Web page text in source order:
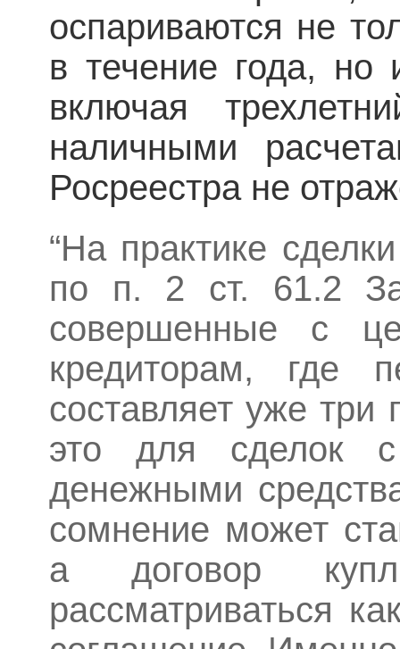
оспариваются не
в течение года, но
включая
наличными
Росреестра не
“На практике
по п. 2 ст. 61.2
совершенные с
кредиторам, где
составляет уже три
это для сделок
денежными
сомнение может
а договор
рассматриваться